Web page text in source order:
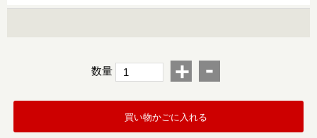
数量 + -
買い物かごに入れる